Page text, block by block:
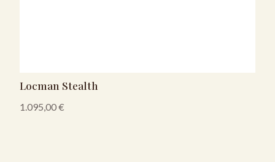
Locman Stealth
1.095,00€